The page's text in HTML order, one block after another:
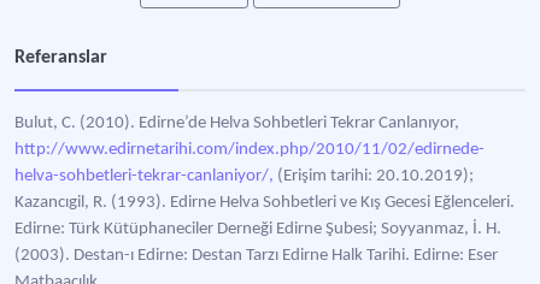
Referanslar
Bulut, C. (2010). Edirne’de Helva Sohbetleri Tekrar Canlanıyor,
http://www.edirnetarihi.com/index.php/2010/11/02/edirnede-
helva-sohbetleri-tekrar-canlaniyor/, (Erişim tarihi: 20.10.2019);
Kazancıgil, R. (1993). Edirne Helva Sohbetleri ve Kış Gecesi Eğlenceleri.
Edirne: Türk Kütüphaneciler Derneği Edirne Şubesi; Soyyanmaz, İ. H.
(2003). Destan-ı Edirne: Destan Tarzı Edirne Halk Tarihi. Edirne: Eser